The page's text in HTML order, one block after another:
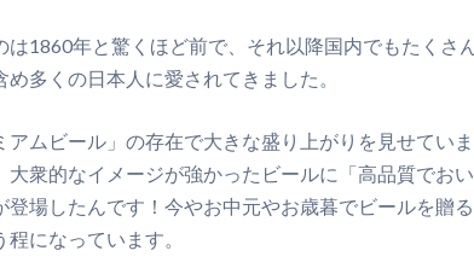
1860年と驚くほど前で、それ以降国内でもたくさん
多くの日本人に愛されてきました。
ムビール」の存在で大きな盛り上がりを見せていま
衆的なイメージが強かったビールに「高品質でおい
場したんです！今やお中元やお歳暮でビールを贈る
になっています。